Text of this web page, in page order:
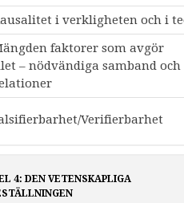
i verkligheten och i
faktorer som avgör
– nödvändiga samband och
Verifierbarhet
4: DEN VETENSKAPLIGA